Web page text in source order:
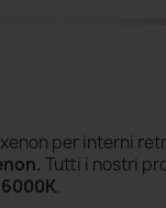
per interni
Tutti i nostri
.